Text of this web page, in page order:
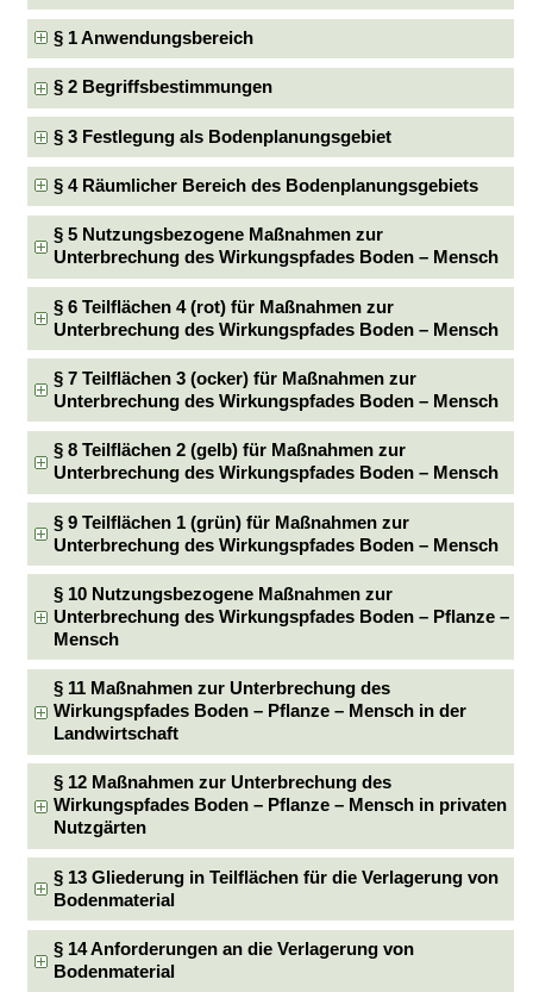
§ 1 Anwendungsbereich
§ 2 Begriffsbestimmungen
§ 3 Festlegung als Bodenplanungsgebiet
§ 4 Räumlicher Bereich des Bodenplanungsgebiets
§ 5 Nutzungsbezogene Maßnahmen zur
Unterbrechung des Wirkungspfades Boden – Mensch
§ 6 Teilflächen 4 (rot) für Maßnahmen zur
Unterbrechung des Wirkungspfades Boden – Mensch
§ 7 Teilflächen 3 (ocker) für Maßnahmen zur
Unterbrechung des Wirkungspfades Boden – Mensch
§ 8 Teilflächen 2 (gelb) für Maßnahmen zur
Unterbrechung des Wirkungspfades Boden – Mensch
§ 9 Teilflächen 1 (grün) für Maßnahmen zur
Unterbrechung des Wirkungspfades Boden – Mensch
§ 10 Nutzungsbezogene Maßnahmen zur
Unterbrechung des Wirkungspfades Boden – Pflanze –
Mensch
§ 11 Maßnahmen zur Unterbrechung des
Wirkungspfades Boden – Pflanze – Mensch in der
Landwirtschaft
§ 12 Maßnahmen zur Unterbrechung des
Wirkungspfades Boden – Pflanze – Mensch in privaten
Nutzgärten
§ 13 Gliederung in Teilflächen für die Verlagerung von
Bodenmaterial
§ 14 Anforderungen an die Verlagerung von
Bodenmaterial